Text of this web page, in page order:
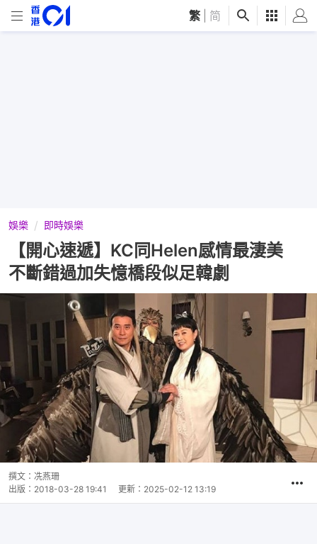
繁 简
娛樂 即時娛樂
【開心速遞】KC同Helen感情最淒美
不斷錯過加失憶橋段似足韓劇
撰文： 冼燕珊
出版： 2018-03-28 19:41 更新： 2025-02-12 13:19